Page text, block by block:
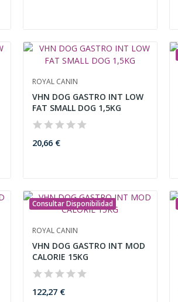
ROYAL CANIN
VHN DOG GASTRO INT LOW
FAT SMALL DOG 1,5KG
20,66 €
Consultar Disponibilidad
ROYAL CANIN
VHN DOG GASTRO INT MOD
CALORIE 15KG
122,27 €